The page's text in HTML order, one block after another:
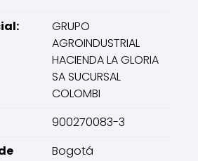
GRUPO
AGROINDUSTRIAL
HACIENDA LA GLORIA
SA SUCURSAL
COLOMBI
900270083-3
Bogotá